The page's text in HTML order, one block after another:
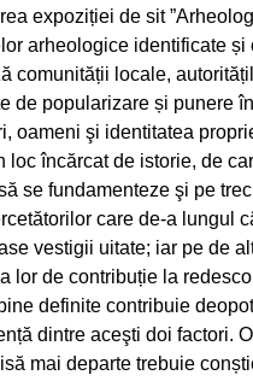
expoziției de sit
arheologice identificate
comunității locale,
de popularizare și punere
oameni şi identitatea
loc încărcat de istorie, de
se fundamenteze şi pe
care de-a lungul
vestigii uitate; iar pe de
lor de contribuție la
definite contribuie
dintre aceşti doi factori.
mai departe trebuie